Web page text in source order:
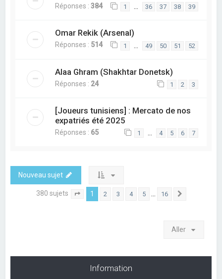
Réponses :384 1 … 36 37 38 39
Omar Rekik (Arsenal)
Réponses : 514 1 49 50 51 52
Alaa Ghram (Shakhtar Donetsk)
Réponses : 24 1 2 3
[Joueurs tunisiens] : Mercato de nos
expatriés été 2025
Réponses : 65 1 4 5 6 7
Nouveau sujet
380 sujets Page sur 16
1 2 3 4 5 … 16
Aller
Information